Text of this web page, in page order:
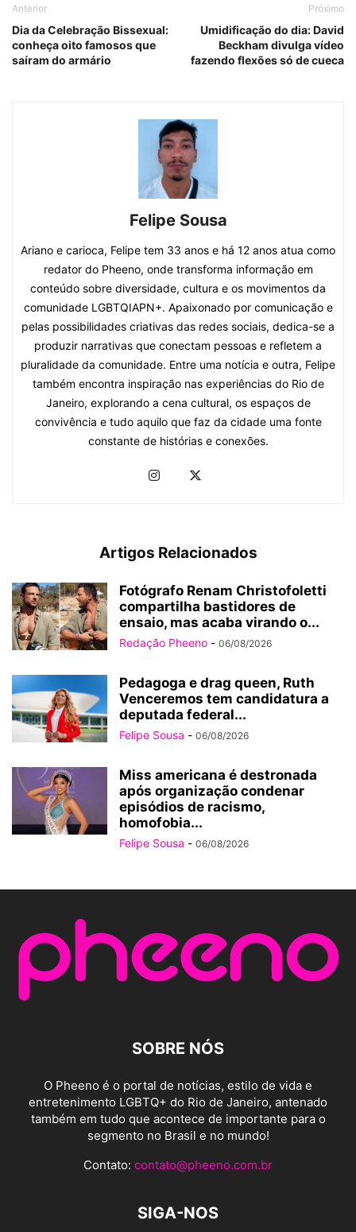
Anterior
Dia da Celebração Bissexual:
conheça oito famosos que
saíram do armário
Próximo
Umidificação do dia: David
Beckham divulga vídeo
fazendo flexões só de cueca
Felipe Sousa
Ariano e carioca, Felipe tem 33 anos e há 12 anos atua como
redator do Pheeno, onde transforma informação em
conteúdo sobre diversidade, cultura e os movimentos da
comunidade LGBTQIAPN+. Apaixonado por comunicação e
pelas possibilidades criativas das redes sociais, dedica-se a
produzir narrativas que conectam pessoas e refletem a
pluralidade da comunidade. Entre uma notícia e outra, Felipe
também encontra inspiração nas experiências do Rio de
Janeiro, explorando a cena cultural, os espaços de
convivência e tudo aquilo que faz da cidade uma fonte
constante de histórias e conexões.
Artigos Relacionados
Fotógrafo Renam Christofoletti
compartilha bastidores de
ensaio, mas acaba virando o...
Redação Pheeno - 06/08/2026
Pedagoga e drag queen, Ruth
Venceremos tem candidatura a
deputada federal...
Felipe Sousa - 06/08/2026
Miss americana é destronada
após organização condenar
episódios de racismo,
homofobia...
Felipe Sousa - 06/08/2026
SOBRE NÓS
O Pheeno é o portal de notícias, estilo de vida e
entretenimento LGBTQ+ do Rio de Janeiro, antenado
também em tudo que acontece de importante para o
segmento no Brasil e no mundo!
Contato: contato@pheeno.com.br
SIGA-NOS